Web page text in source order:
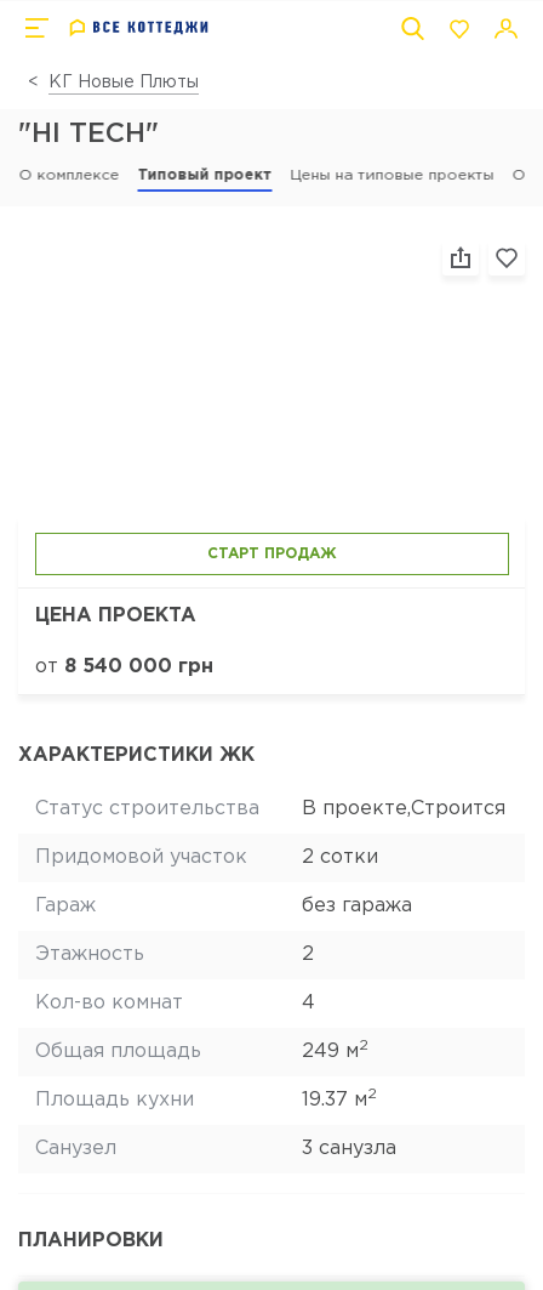
КГ Новые Плюты
"HI TECH"
О комплексе Типовый проект Цены на типовые проекты
СТАРТ ПРОДАЖ
ЦЕНА ПРОЕКТА
от 8 540 000 грн
ХАРАКТЕРИСТИКИ ЖК
Статус строительства В проекте,Строится
Придомовой участок 2 сотки
Гараж без гаража
Этажность 2
Кол-во комнат 4
Общая площадь 249 м2
Площадь кухни 19.37 м2
Санузел 3 санузла
ПЛАНИРОВКИ